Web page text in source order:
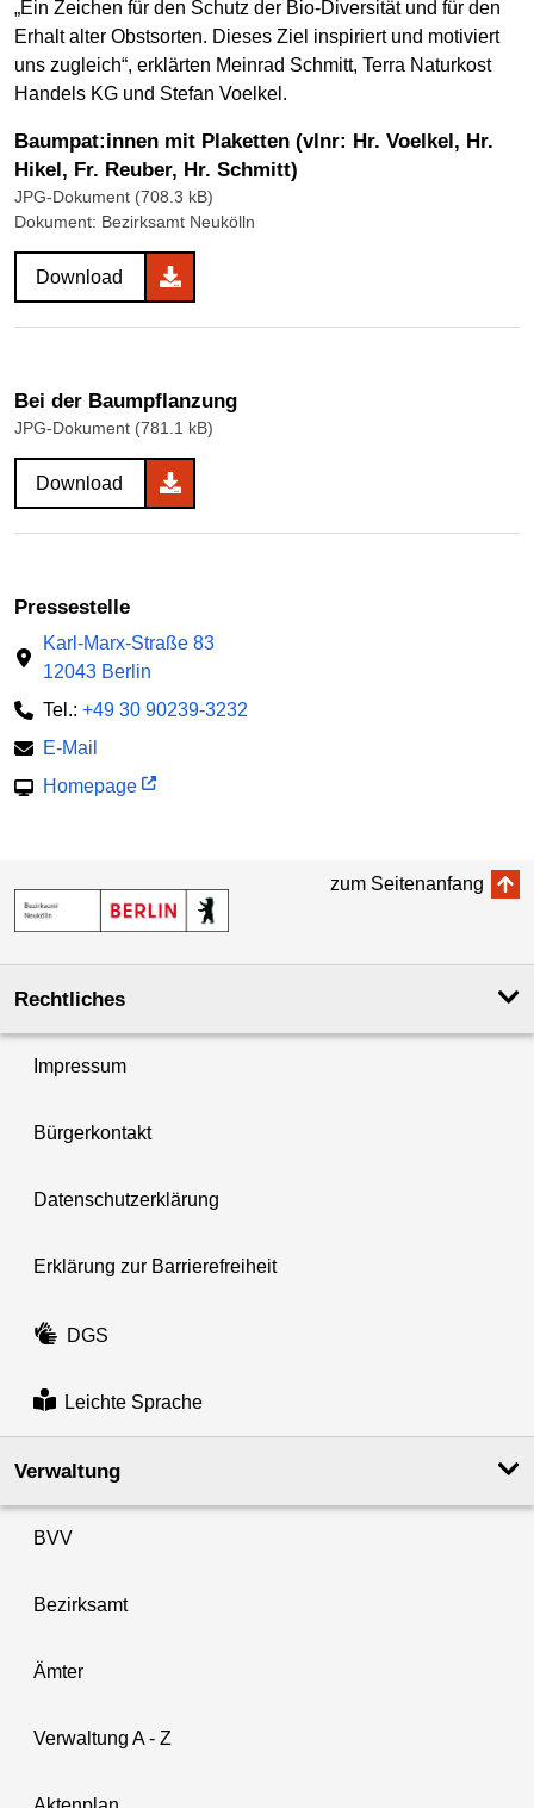
„Ein Zeichen für den Schutz der Bio-Diversität und für den
Erhalt alter Obstsorten. Dieses Ziel inspiriert und motiviert
uns zugleich“, erklärten Meinrad Schmitt, Terra Naturkost
Handels KG und Stefan Voelkel.
Baumpat:innen mit Plaketten (vlnr: Hr. Voelkel, Hr.
Hikel, Fr. Reuber, Hr. Schmitt)
JPG-Dokument (708.3 kB)
Dokument: Bezirksamt Neukölln
Download
Bei der Baumpflanzung
JPG-Dokument (781.1 kB)
Download
Pressestelle
Karl-Marx-Straße 83
12043 Berlin
Tel.: +49 30 90239-3232
E-Mail
Homepage
zum Seitenanfang
Rechtliches
Impressum
Bürgerkontakt
Datenschutzerklärung
Erklärung zur Barrierefreiheit
DGS
Leichte Sprache
Verwaltung
BVV
Bezirksamt
Ämter
Verwaltung A - Z